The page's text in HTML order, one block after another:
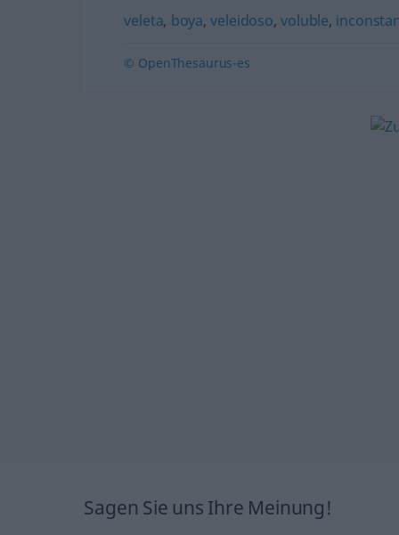
veleta, boya,veleidoso,voluble,
© OpenThesaurus-es
Sagen Sie uns Ihre Meinung!